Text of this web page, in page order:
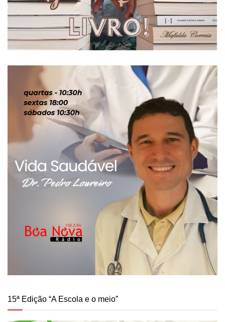
15ª Edição “A Escola e o meio”